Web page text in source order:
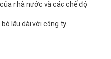
nhà nước và các chế độ
lâu dài với công ty.